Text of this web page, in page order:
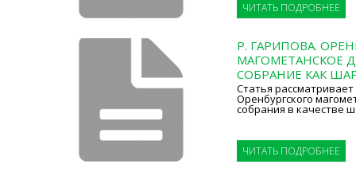
ЧИТАТЬ ПОДРОБНЕЕ
Р. ГАРИПОВА.
МАГОМЕТАНСКОЕ
СОБРАНИЕ КАК
Статья
Оренбургского
собрания в качестве
ЧИТАТЬ ПОДРОБНЕЕ